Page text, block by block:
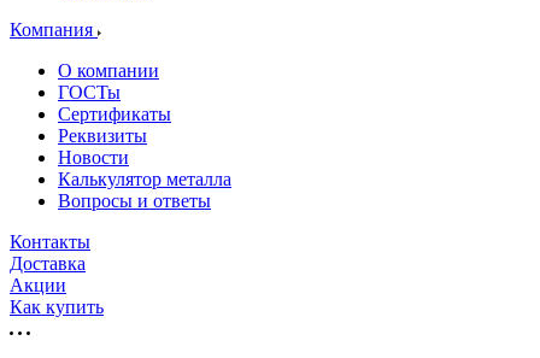
Компания
О компании
ГОСТы
Сертификаты
Реквизиты
Новости
Калькулятор металла
Вопросы и ответы
Контакты
Доставка
Акции
Как купить